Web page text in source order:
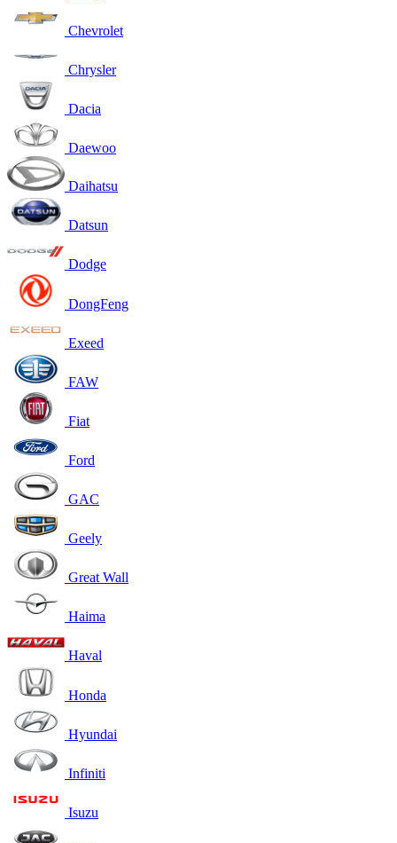
Chevrolet
Chrysler
Dacia
Daewoo
Daihatsu
Datsun
Dodge
DongFeng
Exeed
FAW
Fiat
Ford
GAC
Geely
Great Wall
Haima
Haval
Honda
Hyundai
Infiniti
Isuzu